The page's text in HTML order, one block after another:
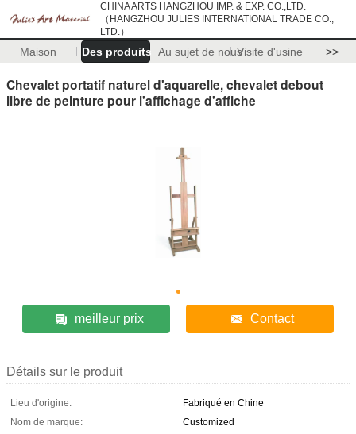
CHINA ARTS HANGZHOU IMP. & EXP. CO.,LTD.
（HANGZHOU JULIES INTERNATIONAL TRADE CO.,
LTD.）
Maison Des produits Au sujet de nousVisite d'usine >>
Chevalet portatif naturel d'aquarelle, chevalet debout
libre de peinture pour l'affichage d'affiche
meilleur prix Contact
Détails sur le produit
Lieu d'origine:
Fabriqué en Chine
Nom de marque:
Customized